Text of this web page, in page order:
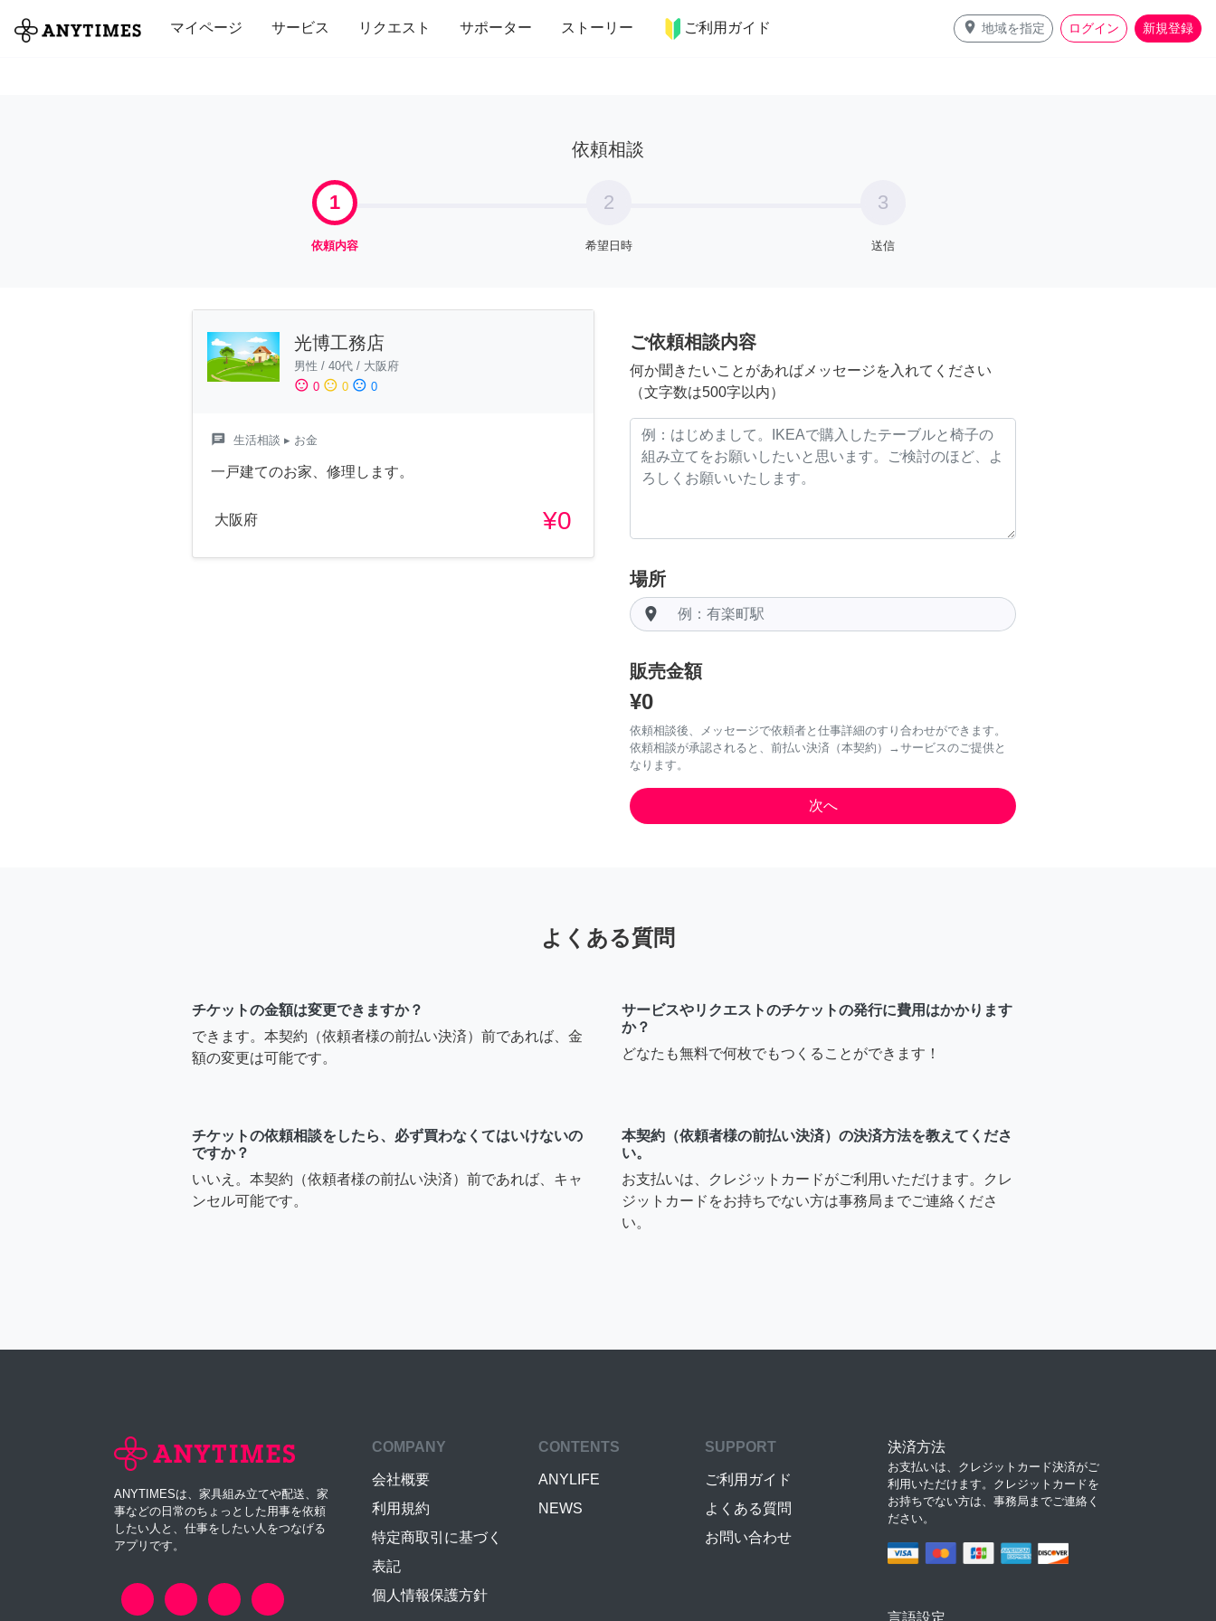
マイページ サービス リクエスト サポーター ストーリー ご利用ガイド place 地域を指定 ログイン 新規登録
全て 修理・組立 家事 引っ越し インテリア 趣味・習い事 ペット 料理
依頼相談
1
依頼内容
2
希望日時
3
送信
光博工務店
男性 / 40代 / 大阪府
sentiment_satisfied 0 sentiment_neutral 0 sentiment_dissatisfied 0
chat 生活相談 ▸ お金
一戸建てのお家、修理します。
大阪府 ¥0
ご依頼相談内容
何か聞きたいことがあればメッセージを入れてください
（文字数は500字以内）
場所
room
販売金額
¥0
依頼相談後、メッセージで依頼者と仕事詳細のすり合わせができます。
依頼相談が承認されると、前払い決済（本契約）→サービスのご提供と
なります。
よくある質問
チケットの金額は変更できますか？
できます。本契約（依頼者様の前払い決済）前であれば、金
額の変更は可能です。
サービスやリクエストのチケットの発行に費用はかかります
か？
どなたも無料で何枚でもつくることができます！
チケットの依頼相談をしたら、必ず買わなくてはいけないの
ですか？
いいえ。本契約（依頼者様の前払い決済）前であれば、キャ
ンセル可能です。
本契約（依頼者様の前払い決済）の決済方法を教えてくださ
い。
お支払いは、クレジットカードがご利用いただけます。クレ
ジットカードをお持ちでない方は事務局までご連絡くださ
い。
ANYTIMESは、家具組み立てや配送、家
事などの日常のちょっとした用事を依頼
したい人と、仕事をしたい人をつなげる
アプリです。
COMPANY
会社概要
利用規約
特定商取引に基づく
表記
個人情報保護方針
CONTENTS
ANYLIFE
NEWS
SUPPORT
ご利用ガイド
よくある質問
お問い合わせ
決済方法
お支払いは、クレジットカード決済がご
利用いただけます。クレジットカードを
お持ちでない方は、事務局までご連絡く
ださい。
言語設定